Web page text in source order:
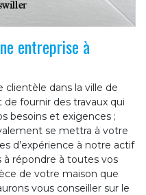
entreprise à
dans la ville de
de fournir des travaux qui
besoins et exigences ;
se mettra à votre
d’expérience à notre actif
répondre à toutes vos
de votre maison que
vous conseiller sur le